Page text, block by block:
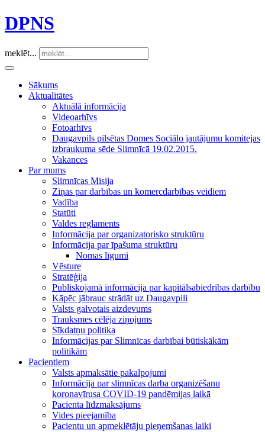
DPNS
meklēt...
Sākums
Aktualitātes
Aktuālā informācija
Videoarhīvs
Fotoarhīvs
Daugavpils pilsētas Domes Sociālo jautājumu komitejas
izbraukuma sēde Slimnīcā 19.02.2015.
Vakances
Par mums
Slimnīcas Misija
Ziņas par darbības un komercdarbības veidiem
Vadība
Statūti
Valdes reglaments
Informācija par organizatorisko struktūru
Informācija par īpašuma struktūru
Nomas līgumi
Vēsture
Stratēģija
Publiskojamā informācija par kapitālsabiedrības darbību
Kāpēc jābrauc strādāt uz Daugavpili
Valsts galvotais aizdevums
Trauksmes cēlēja ziņojums
Sīkdatņu politika
Informācijas par Slimnīcas darbībai būtiskākām
politikām
Pacientiem
Valsts apmaksātie pakalpojumi
Informācija par slimnīcas darba organizēšanu
koronavīrusa COVID-19 pandēmijas laikā
Pacienta līdzmaksājums
Vides pieejamība
Pacientu un apmeklētāju pieņemšanas laiki